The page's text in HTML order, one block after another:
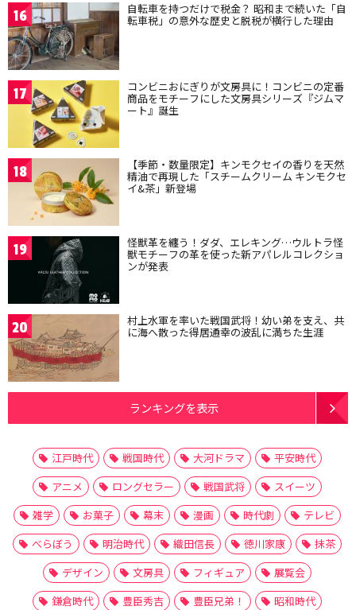
16 自転車を持つだけで税金？ 昭和まで続いた「自
転車税」の意外な歴史と脱税が横行した理由
17 コンビニおにぎりが文房具に！コンビニの定番
商品をモチーフにした文房具シリーズ『ジムマ
ート』誕生
18 【季節・数量限定】キンモクセイの香りを天然
精油で再現した「スチームクリーム キンモクセ
イ&茶」新登場
19 怪獣革を纏う！ダダ、エレキング…ウルトラ怪
獣モチーフの革を使った新アパレルコレクショ
ンが発表
20 村上水軍を率いた戦国武将！幼い弟を支え、共
に海へ散った得居通幸の波乱に満ちた生涯
ランキングを表示
江戸時代 戦国時代 大河ドラマ
平安時代
アニメ
ロングセラー 戦国武将
スイーツ
雑学
お菓子 幕末 漫画 時代劇
テレビ
べらぼう
明治時代 織田信長 徳川家康
抹茶
デザイン
文房具 フィギュア
展覧会
鎌倉時代
豊臣秀吉 豊臣兄弟！
昭和時代